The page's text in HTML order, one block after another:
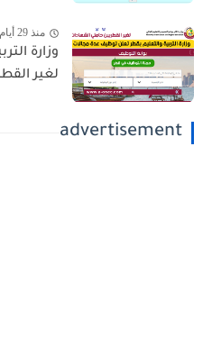
منذ 29 أيام
وزارة
لغير
advertisement